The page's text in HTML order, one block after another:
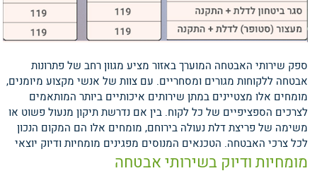
ספק שירותי האבטחה המוערך באזור מציע מגוון רחב של פתרונות
אבטחה ללקוחות מגורים ומסחריים. עם צוות של אנשי מקצוע מיומנים,
מומחים אלו מצטיינים במתן שירותים איכותיים ביותר המותאמים
לצרכים הספציפיים של כל לקוח. בין אם נדרשת תיקון מנעול פשוט או
משימה של פריצת דלת נעולה בירוחם, מומחים אלו הם המקום הנכון
לכל צרכי האבטחה.
מומחיות ודיוק בשירותי אבטחה
הטכנאים המנוסים מפגינים מומחיות ודיוק יוצאי